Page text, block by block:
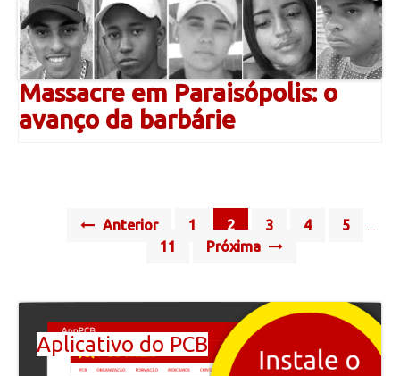
Massacre em Paraisópolis: o
avanço da barbárie
Anterior 1 2 3 4 5
11 Próxima
Aplicativo do PCB